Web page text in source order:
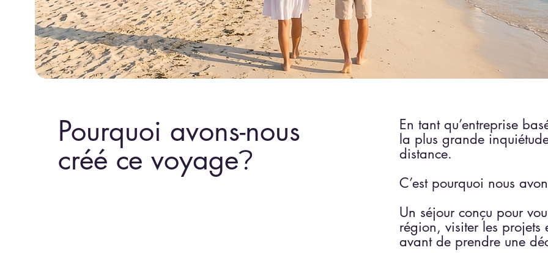
Pourquoi avons-nous
créé ce voyage?
En tantqu’entreprise
la plus grande
distance.
C’est pourquoi nous
Un séjour conçu pour
région, visiter les projets
avant de prendre une